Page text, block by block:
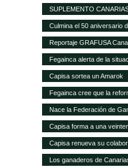
alimentación
SUPLEMENTO
Culmina el 50 aniversario
clientes
Reportaje GRAFUSA
Fegainca alerta de la
reparto más justo del Posei
Capisa sortea un Amarok
Fegainca cree que la
competitiva de la
Nace la Federación de
que por vez primera
Capisa forma a una
manejo de explotaciones
Capisa renueva su
Canaria en su edición 2013
Los ganaderos de